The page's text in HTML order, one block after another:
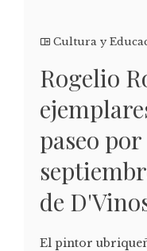
Cultura y
Rogelio
paseo
de
El pintor